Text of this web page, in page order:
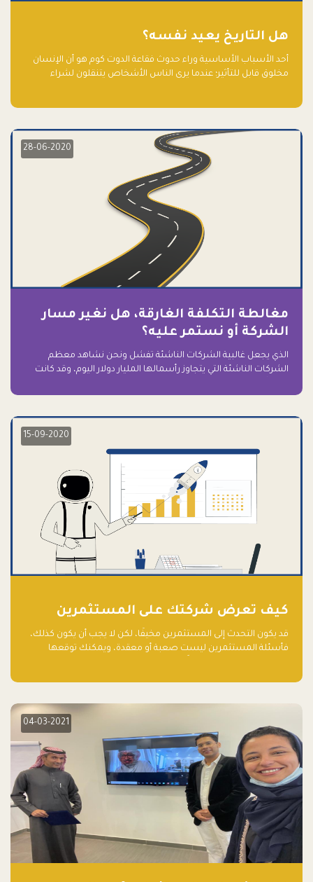
هل التاريخ يعيد نفسه؟
أحد الأسباب الأساسية وراء حدوث فقاعة الدوت كوم هو أن الإنسان
مخلوق قابل للتأثير؛ عندما يرى الناس الأشخاص يتنقلون لشراء
28-06-2020
مغالطة التكلفة الغارقة، هل نغير مسار
الشركة أو نستمر عليه؟
الذي يجعل غالبية الشركات الناشئة تفشل ونحن نشاهد معظم
الشركات الناشئة التي يتجاوز رأسمالها المليار دولار اليوم، وقد كانت
15-09-2020
كيف تعرض شركتك على المستثمرين
قد يكون التحدث إلى المستثمرين مخيفًا، لكن لا يجب أن يكون كذلك،
فأسئلة المستثمرين ليست صعبة أو معقدة، ويمكنك توقعها
04-03-2021